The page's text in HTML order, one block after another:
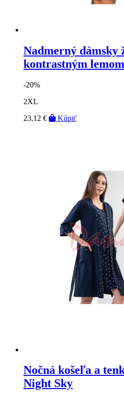
Nadmerný dámsky
kontrastným lemom
-20%
2XL
23,12 €
Kúpiť
Nočná košeľa a
Night Sky